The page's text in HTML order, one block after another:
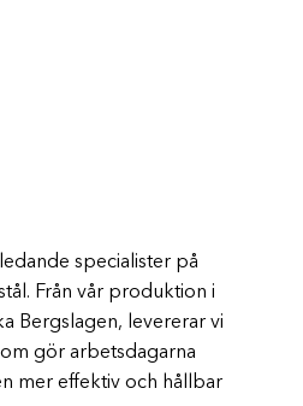
specialister på
Från vår produktion i
Bergslagen, levererar vi
gör arbetsdagarna
mer effektiv och hållbar